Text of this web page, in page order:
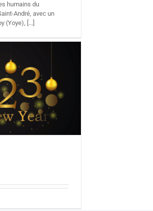
humains du
André, avec un
(Yoye), [...]